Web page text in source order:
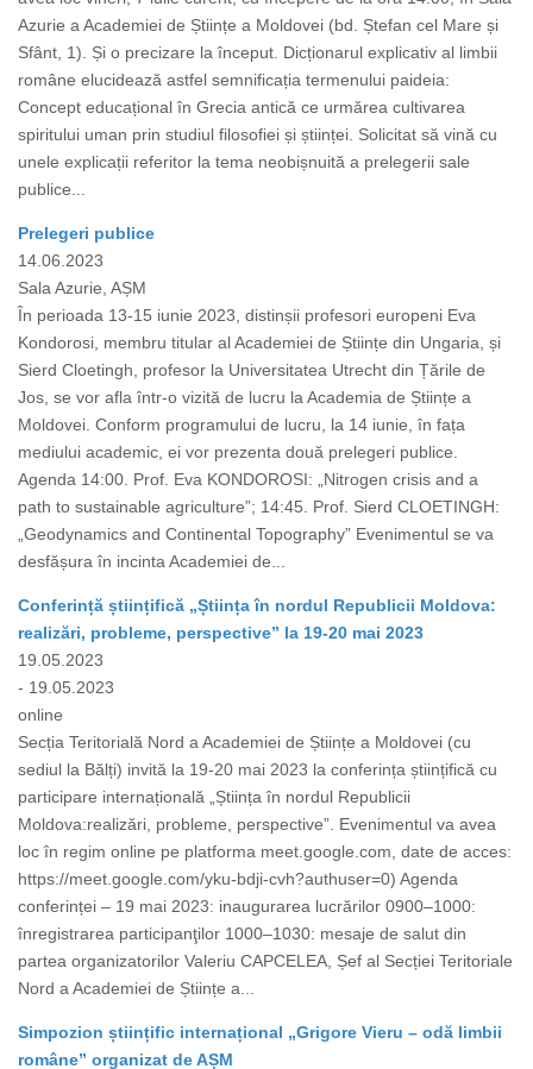
Azurie a Academiei de Științe a Moldovei (bd. Ștefan cel Mare și
Sfânt, 1). Și o precizare la început. Dicționarul explicativ al limbii
române elucidează astfel semnificația termenului paideia:
Concept educațional în Grecia antică ce urmărea cultivarea
spiritului uman prin studiul filosofiei și științei. Solicitat să vină cu
unele explicații referitor la tema neobișnuită a prelegerii sale
publice...
Prelegeri publice
14.06.2023
Sala Azurie, AȘM
În perioada 13-15 iunie 2023, distinșii profesori europeni Eva
Kondorosi, membru titular al Academiei de Științe din Ungaria, și
Sierd Cloetingh, profesor la Universitatea Utrecht din Țările de
Jos, se vor afla într-o vizită de lucru la Academia de Științe a
Moldovei. Conform programului de lucru, la 14 iunie, în fața
mediului academic, ei vor prezenta două prelegeri publice.
Agenda 14:00. Prof. Eva KONDOROSI: „Nitrogen crisis and a
path to sustainable agriculture”; 14:45. Prof. Sierd CLOETINGH:
„Geodynamics and Continental Topography” Evenimentul se va
desfășura în incinta Academiei de...
Conferință științifică „Știința în nordul Republicii Moldova:
realizări, probleme, perspective” la 19-20 mai 2023
19.05.2023
- 19.05.2023
online
Secția Teritorială Nord a Academiei de Științe a Moldovei (cu
sediul la Bălți) invită la 19-20 mai 2023 la conferința științifică cu
participare internațională „Știința în nordul Republicii
Moldova:realizări, probleme, perspective”. Evenimentul va avea
loc în regim online pe platforma meet.google.com, date de acces:
https://meet.google.com/yku-bdji-cvh?authuser=0) Agenda
conferinței – 19 mai 2023: inaugurarea lucrărilor 0900–1000:
înregistrarea participanţilor 1000–1030: mesaje de salut din
partea organizatorilor Valeriu CAPCELEA, Șef al Secției Teritoriale
Nord a Academiei de Științe a...
Simpozion științific internațional „Grigore Vieru – odă limbii
române” organizat de AȘM